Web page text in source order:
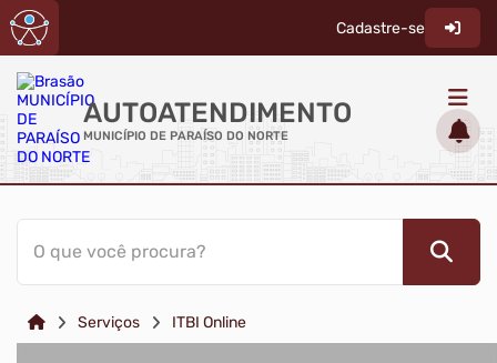
Cadastre-se
AUTOATENDIMENTO
MUNICÍPIO DE PARAÍSO DO NORTE
ACESSO RÁPIDO
Acessibilidade
Diário Oficial
O que você procura?
Serviços ITBI Online